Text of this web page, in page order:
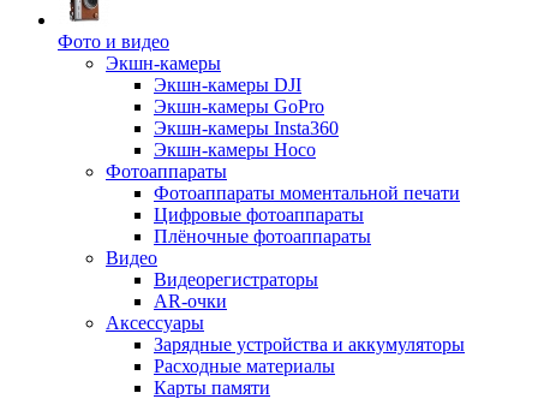
Фото и видео
Экшн-камеры
Экшн-камеры DJI
Экшн-камеры GoPro
Экшн-камеры Insta360
Экшн-камеры Hoco
Фотоаппараты
Фотоаппараты моментальной печати
Цифровые фотоаппараты
Плёночные фотоаппараты
Видео
Видеорегистраторы
AR-очки
Аксессуары
Зарядные устройства и аккумуляторы
Расходные материалы
Карты памяти